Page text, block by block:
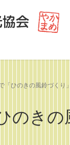
「ひのきの風鈴づくり
のき